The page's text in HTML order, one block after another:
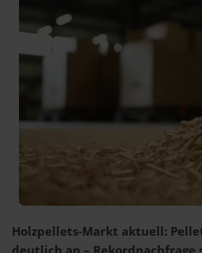
Holzpellets-Markt aktuell: